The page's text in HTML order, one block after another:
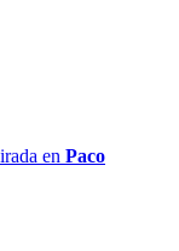
en Paco